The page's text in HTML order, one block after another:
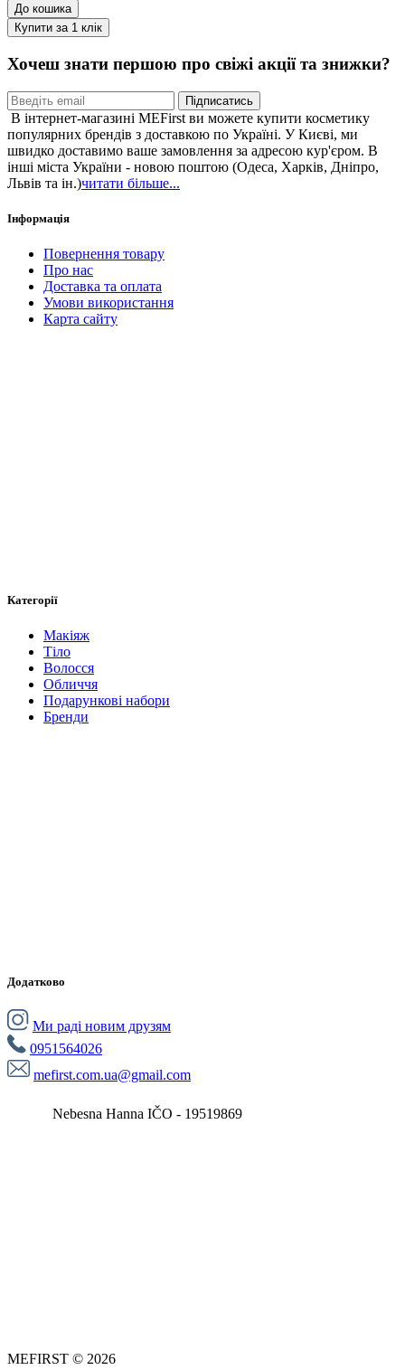
До кошика
Купити за 1 клiк
Хочеш знати першою про свіжі акції та знижки?
Підписатись
В інтернет-магазині MEFirst ви можете купити косметику
популярних брендів з доставкою по Україні. У Києві, ми
швидко доставимо ваше замовлення за адресою кур'єром. В
інші міста України - новою поштою (Одеса, Харків, Дніпро,
Львів та ін.)читати більше...
Інформація
Повернення товару
Про нас
Доставка та оплата
Умови використання
Карта сайту
Категорії
Макіяж
Тіло
Волосся
Обличчя
Подарункові набори
Бренди
Додатково
Ми раді новим друзям
0951564026
mefirst.com.ua@gmail.com
Nebesna Hanna IČO - 19519869
MEFIRST © 2026